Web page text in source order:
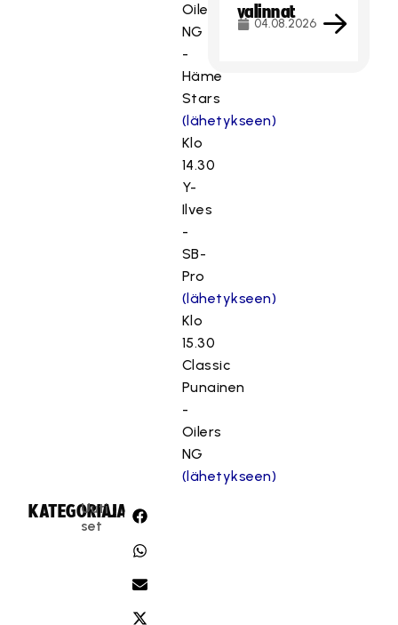
Oilers
NG
-
Häme
Stars
(lähetykseen)
Klo
14.30
Y-
Ilves
-
SB-
Pro
(lähetykseen)
Klo
15.30
Classic
Punainen
-
Oilers
NG
(lähetykseen)
KATEGORIA:
Uuti
set
JAA:
valinnat
04.08.2026